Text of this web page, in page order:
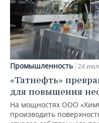
Промышленность 24
«Татнефть»
для повышения
На мощностях ООО
производить